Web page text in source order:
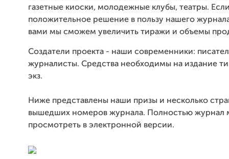
газетные киоски, молодежные клубы, театры.
положительное решение в пользу нашего
вами мы сможем увеличить тиражи и объемы
Создатели проекта - наши современники:
журналисты. Средства необходимы на издание
экз.
Ниже представлены наши призы и несколько
вышедших номеров журнала. Полностью журнал
просмотреть в электронной версии.